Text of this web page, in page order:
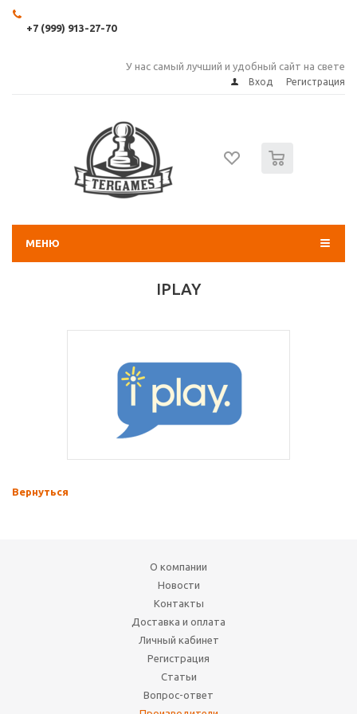
+7 (999) 913-27-70
У нас самый лучший и удобный сайт на свете
Вход Регистрация
МЕНЮ
IPLAY
Вернуться
О компании
Новости
Контакты
Доставка и оплата
Личный кабинет
Регистрация
Статьи
Вопрос-ответ